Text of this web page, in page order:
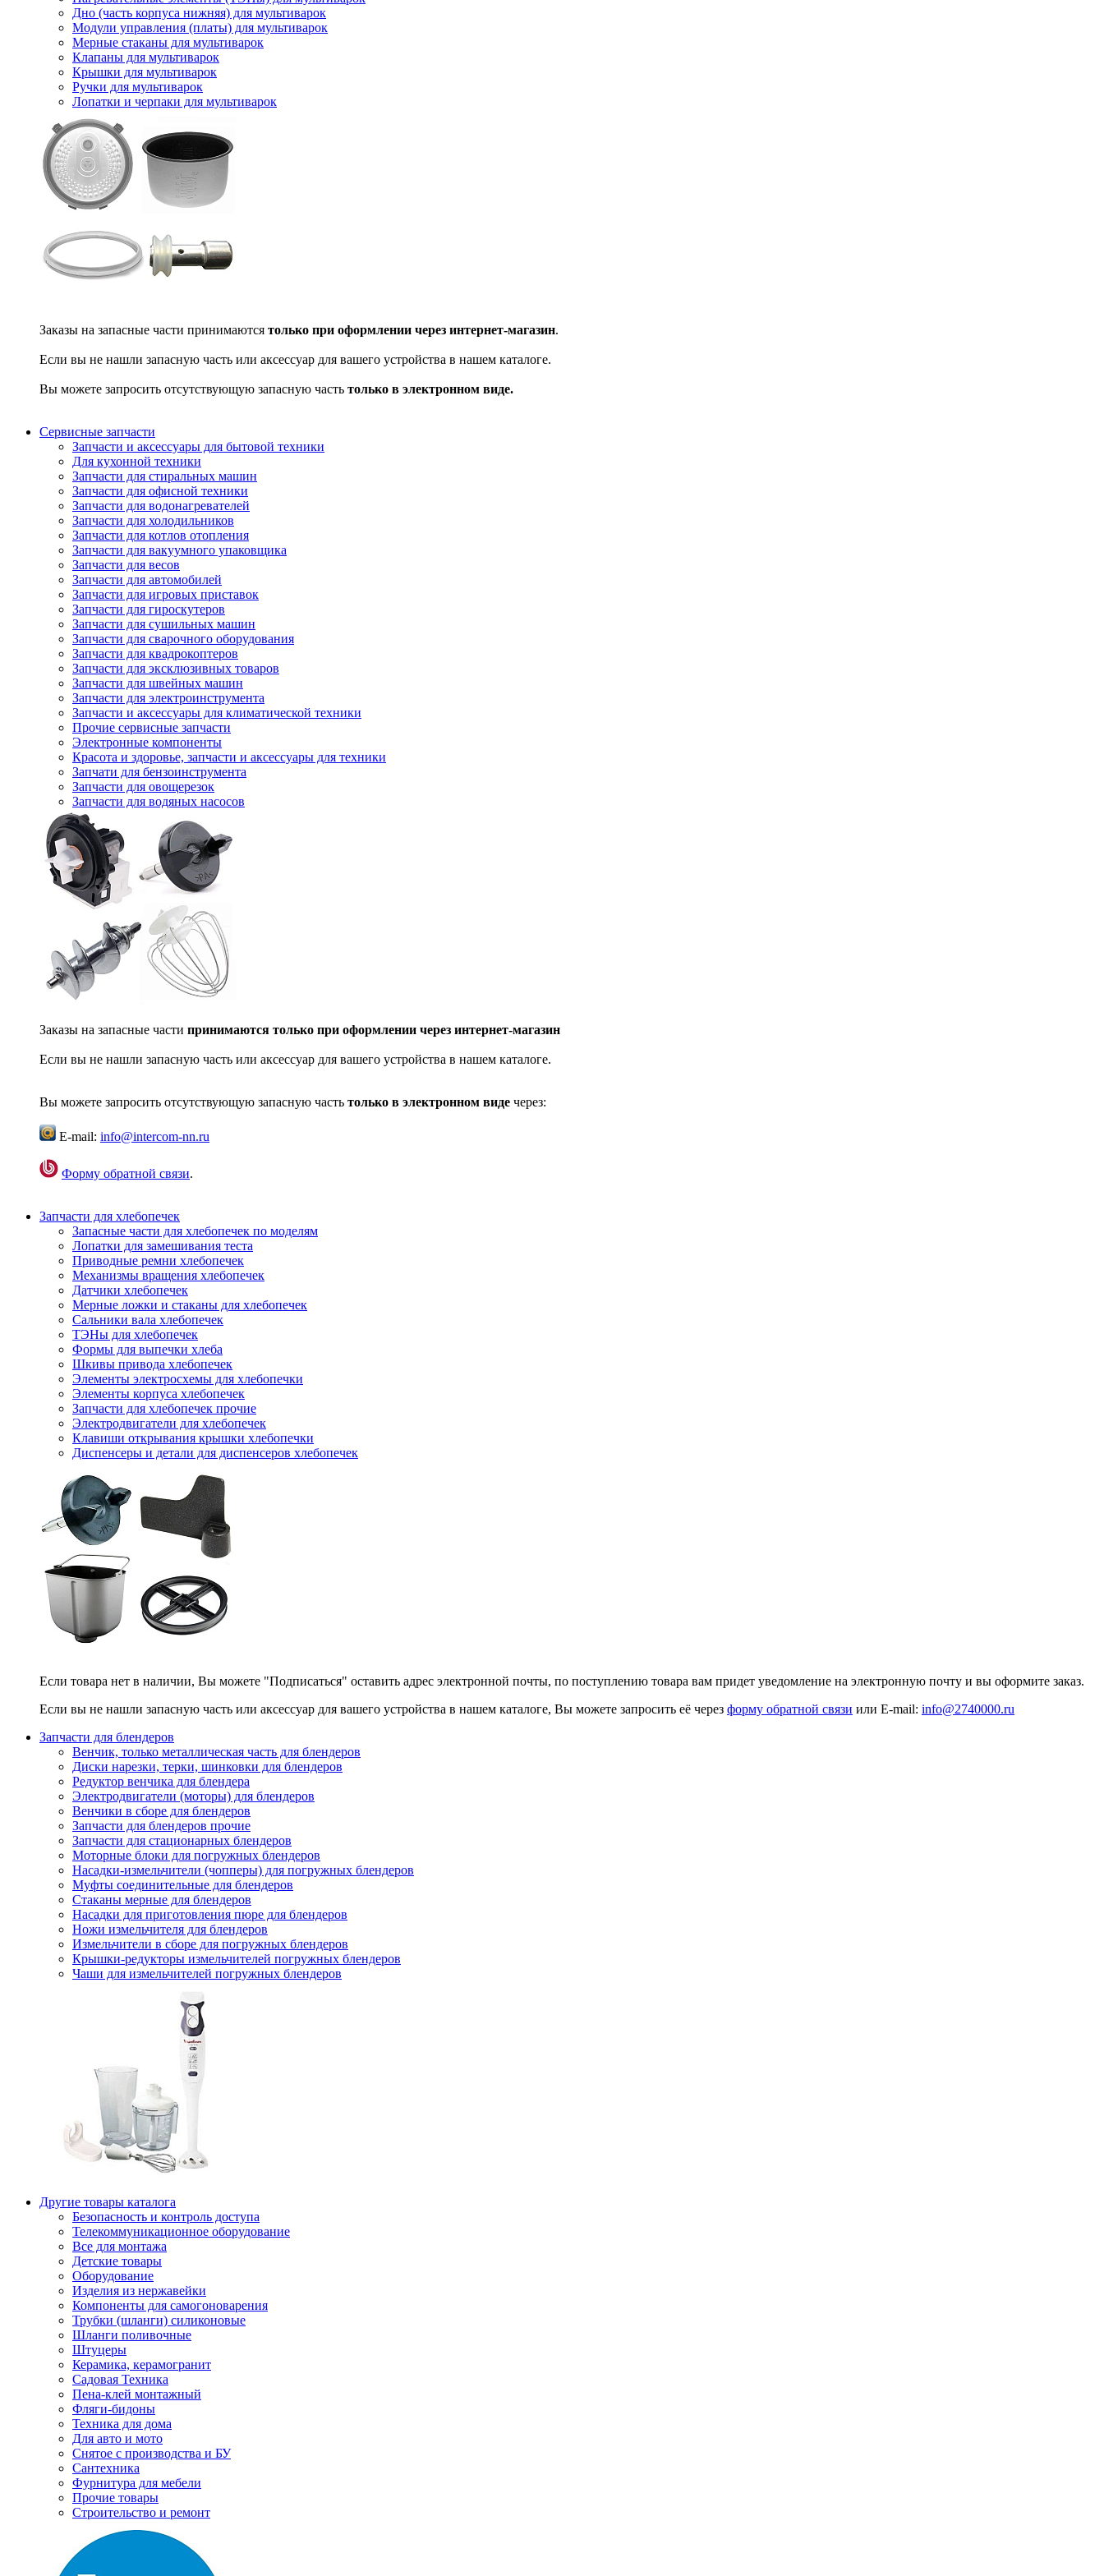
Дно (часть корпуса нижняя) для мультиварок
Модули управления (платы) для мультиварок
Мерные стаканы для мультиварок
Клапаны для мультиварок
Крышки для мультиварок
Ручки для мультиварок
Лопатки и черпаки для мультиварок
Заказы на запасные части принимаются только при оформлении через интернет-магазин.
Если вы не нашли запасную часть или аксессуар для вашего устройства в нашем каталоге.
Вы можете запросить отсутствующую запасную часть только в электронном виде.
Сервисные запчасти
Запчасти и аксессуары для бытовой техники
Для кухонной техники
Запчасти для стиральных машин
Запчасти для офисной техники
Запчасти для водонагревателей
Запчасти для холодильников
Запчасти для котлов отопления
Запчасти для вакуумного упаковщика
Запчасти для весов
Запчасти для автомобилей
Запчасти для игровых приставок
Запчасти для гироскутеров
Запчасти для сушильных машин
Запчасти для сварочного оборудования
Запчасти для квадрокоптеров
Запчасти для эксклюзивных товаров
Запчасти для швейных машин
Запчасти для электроинструмента
Запчасти и аксессуары для климатической техники
Прочие сервисные запчасти
Электронные компоненты
Красота и здоровье, запчасти и аксессуары для техники
Запчати для бензоинструмента
Запчасти для овощерезок
Запчасти для водяных насосов
Заказы на запасные части принимаются только при оформлении через интернет-магазин
Если вы не нашли запасную часть или аксессуар для вашего устройства в нашем каталоге.
Вы можете запросить отсутствующую запасную часть только в электронном виде через:
E-mail: info@intercom-nn.ru
Форму обратной связи.
Запчасти для хлебопечек
Запасные части для хлебопечек по моделям
Лопатки для замешивания теста
Приводные ремни хлебопечек
Механизмы вращения хлебопечек
Датчики хлебопечек
Мерные ложки и стаканы для хлебопечек
Сальники вала хлебопечек
ТЭНы для хлебопечек
Формы для выпечки хлеба
Шкивы привода хлебопечек
Элементы электросхемы для хлебопечки
Элементы корпуса хлебопечек
Запчасти для хлебопечек прочие
Электродвигатели для хлебопечек
Клавиши открывания крышки хлебопечки
Диспенсеры и детали для диспенсеров хлебопечек
Если товара нет в наличии, Вы можете "Подписаться" оставить адрес электронной почты, по поступлению товара вам придет уведомление на электронную почту и вы оформите заказ.
Если вы не нашли запасную часть или аксессуар для вашего устройства в нашем каталоге, Вы можете запросить её через форму обратной связи или E-mail: info@2740000.ru
Запчасти для блендеров
Венчик, только металлическая часть для блендеров
Диски нарезки, терки, шинковки для блендеров
Редуктор венчика для блендера
Электродвигатели (моторы) для блендеров
Венчики в сборе для блендеров
Запчасти для блендеров прочие
Запчасти для стационарных блендеров
Моторные блоки для погружных блендеров
Насадки-измельчители (чопперы) для погружных блендеров
Муфты соединительные для блендеров
Стаканы мерные для блендеров
Насадки для приготовления пюре для блендеров
Ножи измельчителя для блендеров
Измельчители в сборе для погружных блендеров
Крышки-редукторы измельчителей погружных блендеров
Чаши для измельчителей погружных блендеров
Другие товары каталога
Безопасность и контроль доступа
Телекоммуникационное оборудование
Все для монтажа
Детские товары
Оборудование
Изделия из нержавейки
Компоненты для самогоноварения
Трубки (шланги) силиконовые
Шланги поливочные
Штуцеры
Керамика, керамогранит
Садовая Техника
Пена-клей монтажный
Фляги-бидоны
Техника для дома
Для авто и мото
Снятое с производства и БУ
Сантехника
Фурнитура для мебели
Прочие товары
Строительство и ремонт